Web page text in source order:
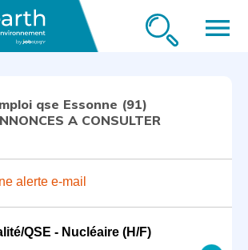
menu
qse Essonne (91)
A CONSULTER
alerte e-mail
QSE - Nucléaire (H/F)